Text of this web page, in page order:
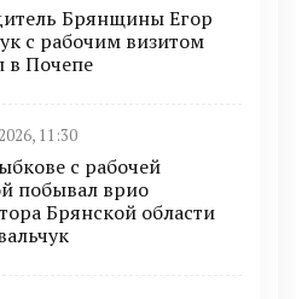
Брянщины Егор
с рабочим визитом
в Почепе
11:30
с рабочей
побывал врио
Брянской области